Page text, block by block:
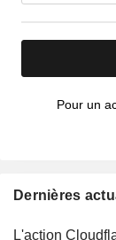
Pour un
Dernières
L'action